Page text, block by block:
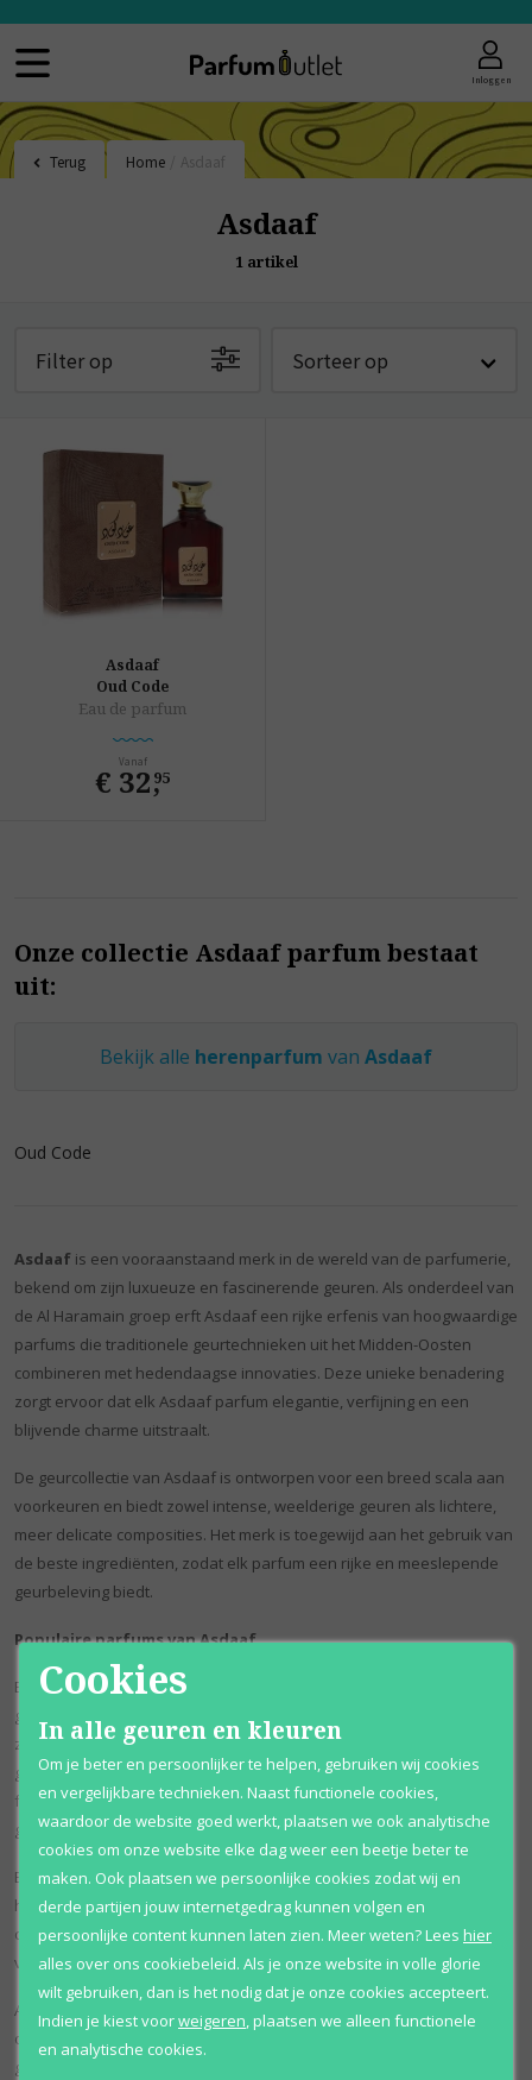
Inloggen
Terug Home
Asdaaf
1 artikel
Filter op Sorteer op
Asdaaf
Oud Code
Eau de parfum
Vanaf
€ 32,
95
Onze collectie Asdaaf parfum bestaat
uit:
Bekijk alle herenparfum van Asdaaf
Oud Code
Asdaaf is een vooraanstaand merk in de wereld van de parfumerie,
bekend om zijn luxueuze en fascinerende geuren. Als onderdeel van
de Al Haramain groep erft Asdaaf een rijke erfenis van hoogwaardige
parfums die traditionele geurtechnieken uit het Midden-Oosten
combineren met hedendaagse innovaties. Deze unieke benadering
zorgt ervoor dat elk Asdaaf parfum elegantie, verfijning en een
blijvende charme uitstraalt.
De geurcollectie van Asdaaf is ontworpen voor een breed scala aan
voorkeuren en biedt zowel intense, weelderige geuren als lichtere,
meer delicate composities. Het merk is toegewijd aan het gebruik van
de beste ingrediënten, zodat elk parfum een rijke en meeslepende
geurbeleving biedt.
Populaire parfums van Asdaaf
Een van de populairste geuren van Asdaaf is Qimmah, een
geraffineerd mengsel dat de warmte van oud combineert met de
zoetheid van roos en de rijkdom van amber. Deze geur wordt zeer
gewaardeerd om zijn diepte en lange levensduur, waardoor het een
favoriet is onder mensen die van een gedurfde en gedenkwaardige
geur houden.
Een andere geliefde geur van Asdaaf is Majd Al Sultan, met een
harmonieuze mix van kruidige, houtachtige en bloemige noten. De
combinatie van saffraan, roos en patchoeli creëert een complex en
verleidelijk aroma dat de essentie van luxe en verfijning weergeeft.
Ameer Al Oud is ook een uitblinker in de collectie van Asdaaf, bekend
om zijn robuuste en bedwelmende mix van oud, leer en amber. Deze
geur is perfect voor wie op zoek is naar een krachtige en langdurige
Cookies
In alle geuren en kleuren
Om je beter en persoonlijker te helpen, gebruiken wij cookies
en vergelijkbare technieken. Naast functionele cookies,
waardoor de website goed werkt, plaatsen we ook analytische
cookies om onze website elke dag weer een beetje beter te
maken. Ook plaatsen we persoonlijke cookies zodat wij en
derde partijen jouw internetgedrag kunnen volgen en
persoonlijke content kunnen laten zien. Meer weten?Lees hier
alles over ons cookiebeleid. Als je onze website in volle glorie
wilt gebruiken, dan is het nodig dat je onze cookies accepteert.
Indien je kiest voorweigeren plaatsen we alleen functionele
en analytische cookies.